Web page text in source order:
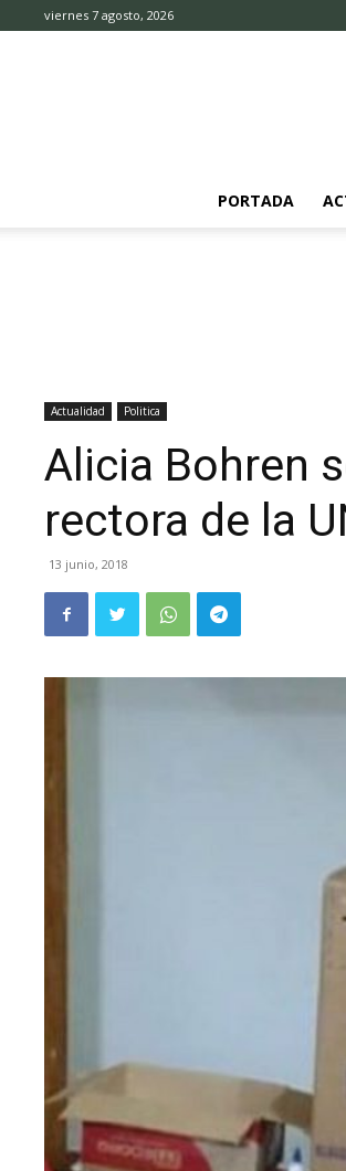
viernes 7 agosto, 2026
PORTADA
Actualidad Politica
Alicia Bohren
rectora de la
13 junio, 2018